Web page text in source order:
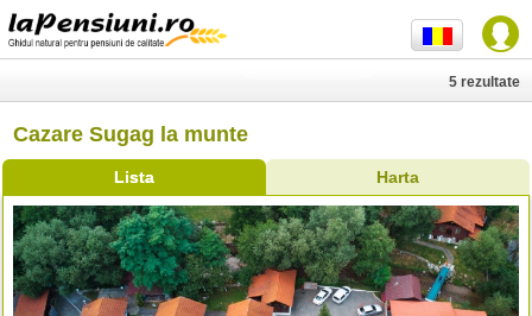
Cazare Sugag la munte
Lista Harta
5 rezultate